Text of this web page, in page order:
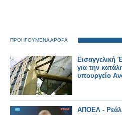
ΠΡΟΗΓΟΥΜΕΝΑ ΑΡΘΡΑ
Εισαγγελική
για την
υπουργείο
ΑΠΟΕΛ - Ρεάλ